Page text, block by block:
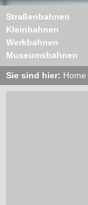
Straßenbahnen
Kleinbahnen
Werkbahnen
Museumsbahnen
Sie sind hier: Home